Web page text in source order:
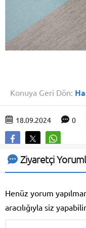
Konuya Geri Dön:
18.09.2024 0
Ziyaretçi
Henüz yorum
aracılığıyla siz